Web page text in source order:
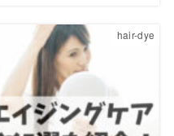
hair-dye